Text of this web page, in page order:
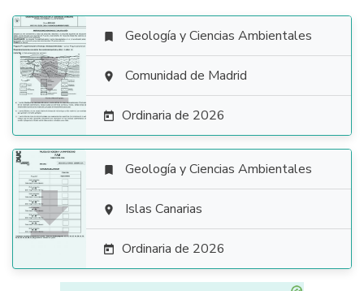

 Geología y Ciencias Ambientales
 Comunidad de Madrid
 Ordinaria de 2026

 Geología y Ciencias Ambientales
 Islas Canarias
 Ordinaria de 2026